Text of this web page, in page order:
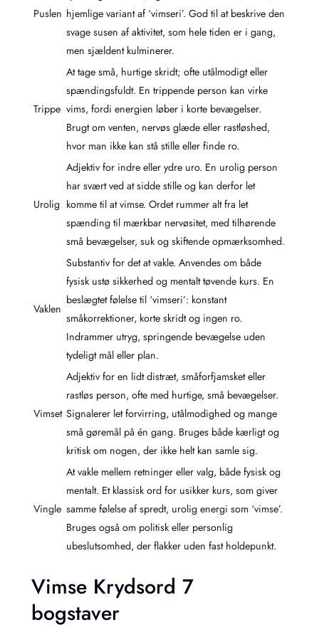
Puslen hjemlige variant af ‘vimseri’. God til at beskrive den
svage susen af aktivitet, som hele tiden er i gang,
men sjældent kulminerer.
Trippe
At tage små, hurtige skridt; ofte utålmodigt eller
spændingsfuldt. En trippende person kan virke
vims, fordi energien løber i korte bevægelser.
Brugt om venten, nervøs glæde eller rastløshed,
hvor man ikke kan stå stille eller finde ro.
Urolig
Adjektiv for indre eller ydre uro. En urolig person
har svært ved at sidde stille og kan derfor let
komme til at vimse. Ordet rummer alt fra let
spænding til mærkbar nervøsitet, med tilhørende
små bevægelser, suk og skiftende opmærksomhed.
Vaklen
Substantiv for det at vakle. Anvendes om både
fysisk ustø sikkerhed og mentalt tøvende kurs. En
beslægtet følelse til ‘vimseri’: konstant
småkorrektioner, korte skridt og ingen ro.
Indrammer utryg, springende bevægelse uden
tydeligt mål eller plan.
Vimset
Adjektiv for en lidt distræt, småforfjamsket eller
rastløs person, ofte med hurtige, små bevægelser.
Signalerer let forvirring, utålmodighed og mange
små gøremål på én gang. Bruges både kærligt og
kritisk om nogen, der ikke helt kan samle sig.
Vingle
At vakle mellem retninger eller valg, både fysisk og
mentalt. Et klassisk ord for usikker kurs, som giver
samme følelse af spredt, urolig energi som ‘vimse’.
Bruges også om politisk eller personlig
ubeslutsomhed, der flakker uden fast holdepunkt.
Vimse Krydsord 7
bogstaver